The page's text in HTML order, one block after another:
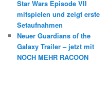
Star Wars Episode VII
mitspielen und zeigt erste
Setaufnahmen
Neuer Guardians of the
Galaxy Trailer – jetzt mit
NOCH MEHR RACOON